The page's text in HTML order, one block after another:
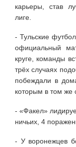
карьеры, став
лиге.
- Тульские
официальный
круге, команды
трёх случаях
побеждали в
которым в том же
- «Факел»
ничьих, 4
- У воронежцев